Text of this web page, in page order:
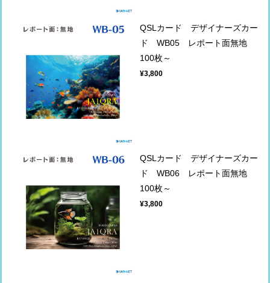
QSLカード デザイナーズカー
ド WB05 レポート面無地
100枚～
¥3,800
QSLカード デザイナーズカー
ド WB06 レポート面無地
100枚～
¥3,800